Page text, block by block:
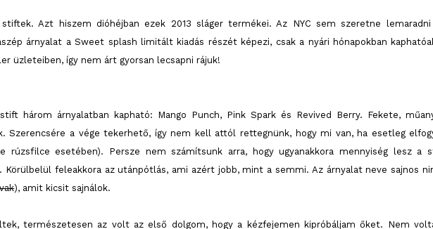
stiftek. Azt hiszem dióhéjban ezek 2013 sláger termékei. Az NYC sem szeretne
árnyalat a Sweet splash limitált kiadás részét képezi, csak a nyári hónapokban
üzleteiben, így nem árt gyorsan lecsapni rájuk!
három árnyalatban kapható: Mango Punch, Pink Spark és Revived Berry. Fekete,
Szerencsére a vége tekerhető, így nem kell attól rettegnünk, hogy mi van, ha esetleg
esetében). Persze nem számítsunk arra, hogy ugyanakkora mennyiség lesz a
Körülbelül feleakkora az utánpótlás, ami azért jobb, mint a semmi. Az árnyalat neve sajnos
), amit kicsit sajnálok.
természetesen az volt az első dolgom, hogy a kézfejemen kipróbáljam őket. Nem